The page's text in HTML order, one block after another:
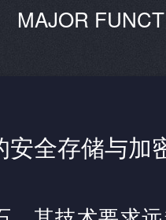
MAJOR
安全存储与加